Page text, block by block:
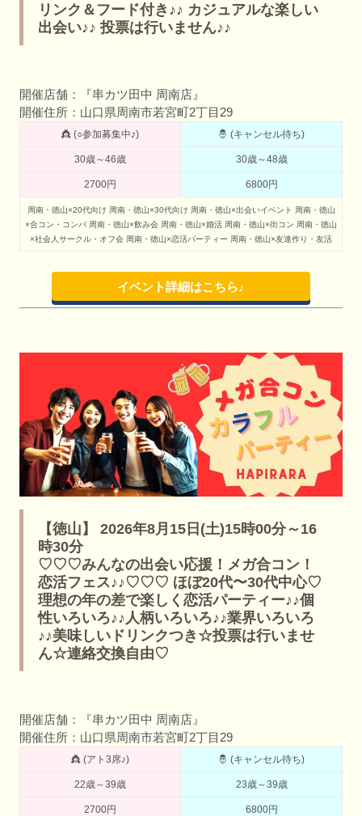
リンク＆フード付き♪♪ カジュアルな楽しい
出会い♪♪ 投票は行いません♪♪
開催店舗：『串カツ田中 周南店』
開催住所：山口県周南市若宮町2丁目29
👸 (○参加募集中♪) 🤴 (キャンセル待ち)
30歳～46歳 30歳～48歳
2700円 6800円
周南・徳山×20代向け 周南・徳山×30代向け 周南・徳山×出会いイベント
周南・徳山
×合コン・コンパ 周南・徳山×飲み会 周南・徳山×婚活 周南・徳山×街コン 周南・徳山
×社会人サークル・オフ会 周南・徳山×恋活パーティー 周南・徳山×友達作り・友活
イベント詳細はこちら♪
【徳山】 2026年8月15日(土)15時00分～16
時30分
♡♡♡みんなの出会い応援！メガ合コン！
恋活フェス♪♪♡♡♡ ほぼ20代〜30代中心♡
理想の年の差で楽しく恋活パーティー♪♪個
性いろいろ♪♪人柄いろいろ♪♪業界いろいろ
♪♪美味しいドリンクつき☆投票は行いませ
ん☆連絡交換自由♡
開催店舗：『串カツ田中 周南店』
開催住所：山口県周南市若宮町2丁目29
👸 (アト3席♪) 🤴 (キャンセル待ち)
22歳～39歳 23歳～39歳
2700円 6800円